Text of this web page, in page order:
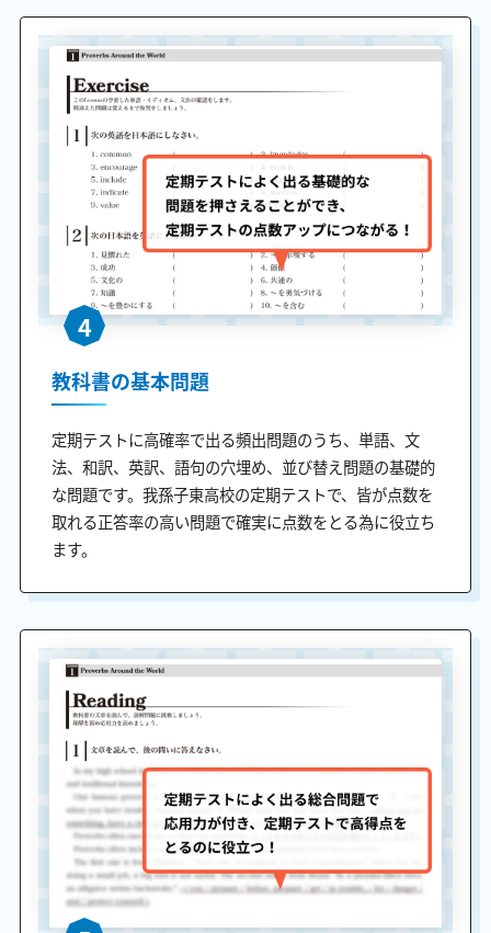
4
教科書の基本問題
定期テストに高確率で出る頻出問題のうち、単語、文
法、和訳、英訳、語句の穴埋め、並び替え問題の基礎的
な問題です。我孫子東高校の定期テストで、皆が点数を
取れる正答率の高い問題で確実に点数をとる為に役立ち
ます。